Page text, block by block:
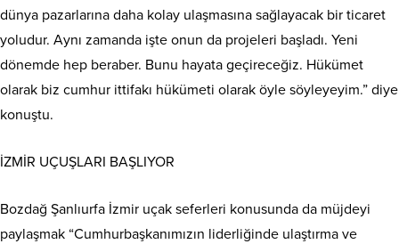
dünya pazarlarına daha kolay ulaşmasına sağlayacak bir ticaret
yoludur. Aynı zamanda işte onun da projeleri başladı. Yeni
dönemde hep beraber. Bunu hayata geçireceğiz. Hükümet
olarak biz cumhur ittifakı hükümeti olarak öyle söyleyeyim.” diye
konuştu.
İZMİR UÇUŞLARI BAŞLIYOR
Bozdağ Şanlıurfa İzmir uçak seferleri konusunda da müjdeyi
paylaşmak “Cumhurbaşkanımızın liderliğinde ulaştırma ve